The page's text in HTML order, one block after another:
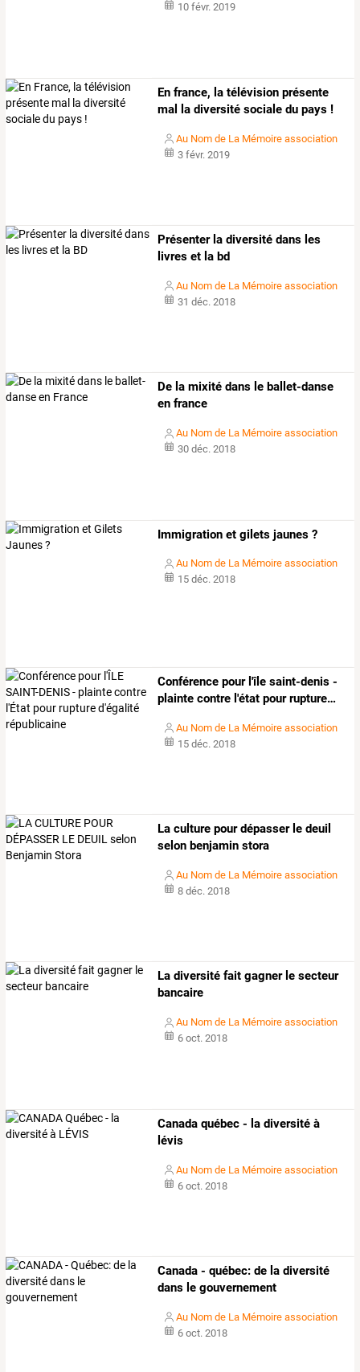
10 févr. 2019
En france, la télévision présente
mal la diversité sociale du pays !
Au Nom de La Mémoire association
3 févr. 2019
Présenter la diversité dans les
livres et la bd
Au Nom de La Mémoire association
31 déc. 2018
De la mixité dans le ballet-danse
en france
Au Nom de La Mémoire association
30 déc. 2018
Immigration et gilets jaunes ?
Au Nom de La Mémoire association
15 déc. 2018
Conférence pourl'île saint-denis -
plainte contre l'état pourrupture…
Au Nom de La Mémoire association
15 déc. 2018
La culture pour dépasser le deuil
selon benjamin stora
Au Nom de La Mémoire association
8 déc. 2018
La diversité fait gagner le secteur
bancaire
Au Nom de La Mémoire association
6 oct. 2018
Canada québec - la diversité à
lévis
Au Nom de La Mémoire association
6 oct. 2018
Canada - québec: de la diversité
dans le gouvernement
Au Nom de La Mémoire association
6 oct. 2018